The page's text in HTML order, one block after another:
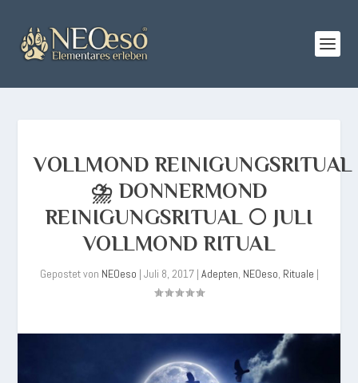
VOLLMOND REINIGUNGSRITUAL
⛈️ DONNERMOND
REINIGUNGSRITUAL 🌕 JULI
VOLLMOND RITUAL
Gepostet von NEOeso | Juli 8, 2017| Adepten, NEOeso, Rituale |